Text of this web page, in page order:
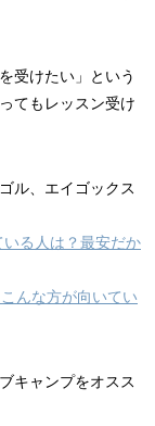
受けたい」という
てもレッスン受け
ル、エイゴックス
いる人は？最安だか
んな方が向いてい
キャンプをオスス